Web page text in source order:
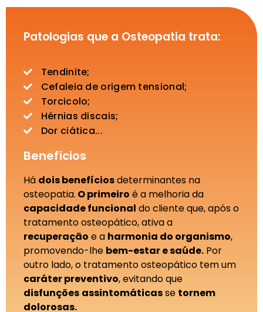
Patologias que a Osteopatia trata:
Tendinite;
Cefaleia de origem tensional;
Torcicolo;
Hérnias discais;
Dor ciática...
Benefícios
Há dois benefíciosdeterminantes na
osteopatia. O primeiro é a melhoria da
capacidade funcional do cliente que, após o
tratamento osteopático, ativa a
recuperação e a harmonia do organismo,
promovendo-lhe bem-estar e saúde. Por
outro lado, o tratamento osteopático tem um
caráter preventivo, evitando que
disfunções assintomáticasse tornem
dolorosas.